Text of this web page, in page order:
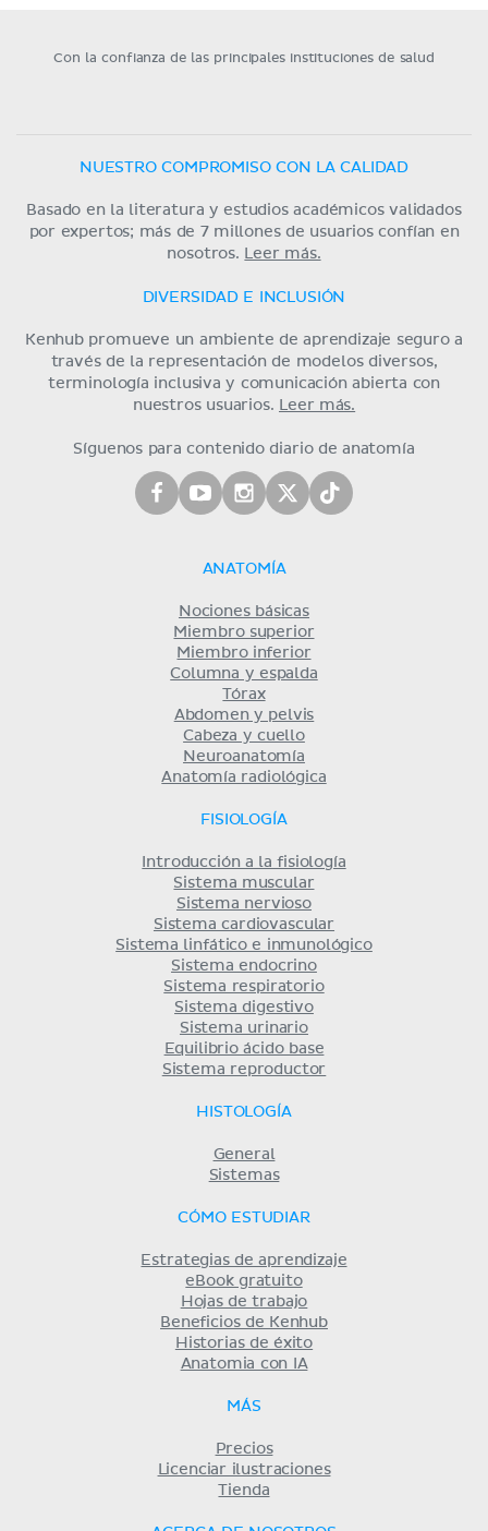
Con la confianza de las principales instituciones de salud
NUESTRO COMPROMISO CON LA CALIDAD
Basado en la literatura y estudios académicos validados
por expertos; más de 7 millones de usuarios confían en
nosotros.
Leer más.
DIVERSIDAD E INCLUSIÓN
Kenhub promueve un ambiente de aprendizaje seguro a
través de la representación de modelos diversos,
terminología inclusiva y comunicación abierta con
nuestros usuarios.
Leer más.
Síguenos para contenido diario de anatomía
ANATOMÍA
Nociones básicas
Miembro superior
Miembro inferior
Columna y espalda
Tórax
Abdomen y pelvis
Cabeza y cuello
Neuroanatomía
Anatomía radiológica
FISIOLOGÍA
Introducción a la fisiología
Sistema muscular
Sistema nervioso
Sistema cardiovascular
Sistema linfático e inmunológico
Sistema endocrino
Sistema respiratorio
Sistema digestivo
Sistema urinario
Equilibrio ácido base
Sistema reproductor
HISTOLOGÍA
General
Sistemas
CÓMO ESTUDIAR
Estrategias de aprendizaje
eBook gratuito
Hojas de trabajo
Beneficios de Kenhub
Historias de éxito
Anatomia con IA
MÁS
Precios
Licenciar ilustraciones
Tienda